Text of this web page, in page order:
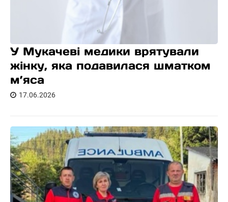
У Мукачеві медики врятували
жінку, яка подавилася шматком
м’яса
17.06.2026